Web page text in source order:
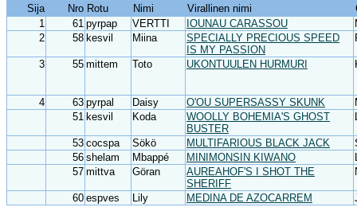
Sija Nro Rotu Nimi Virallinen nimi
1
61 pyrpap VERTTI IOUNAU CARASSOU
2
58 kesvil Miina
SPECIALLY PRECIOUS SPEED
IS MY PASSION
3 55 mittem Toto UKONTUULEN HURMURI
4 63 pyrpal Daisy O'OU SUPERSASSY SKUNK
51 kesvil Koda
WOOLLY BOHEMIA'S GHOST
BUSTER
53 cocspa Sökö MULTIFARIOUS BLACK JACK
56 shelam Mbappé MINIMONSIN KIWANO
57 mittva Göran
AUREAHOF'S I SHOT THE
SHERIFF
60 espves Lily MEDINA DE AZOCARREM